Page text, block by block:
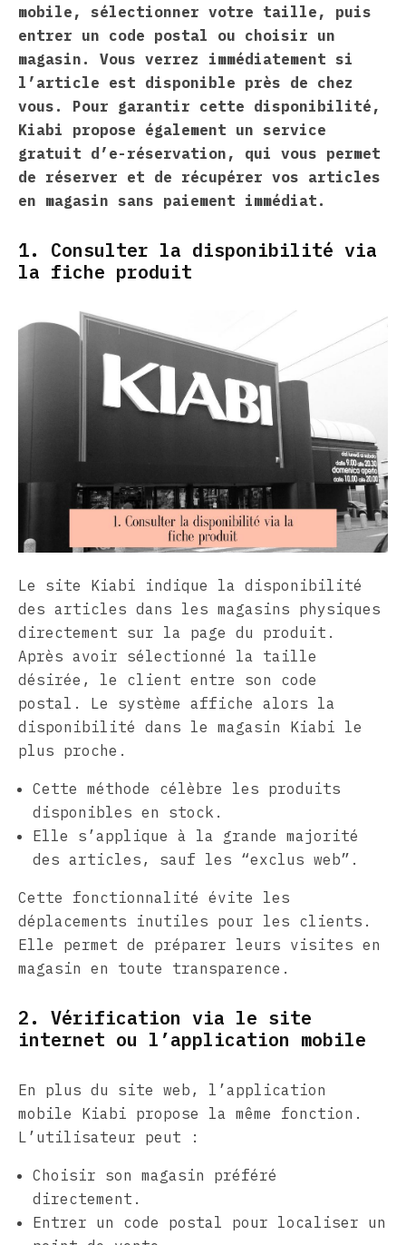
mobile, sélectionner votre taille, puis
entrer un code postal ou choisir un
magasin. Vous verrez immédiatement si
l’article est disponible près de chez
vous. Pour garantir cette disponibilité,
Kiabi propose également un service
gratuit d’e-réservation, qui vous permet
de réserver et de récupérer vos articles
en magasin sans paiement immédiat.
1. Consulter la disponibilité via
la fiche produit
Le site Kiabi indique la disponibilité
des articles dans les magasins physiques
directement sur la page du produit.
Après avoir sélectionné la taille
désirée, le client entre son code
postal. Le système affiche alors la
disponibilité dans le magasin Kiabi le
plus proche.
Cette méthode célèbre les produits
disponibles en stock.
Elle s’applique à la grande majorité
des articles, sauf les “exclus web”.
Cette fonctionnalité évite les
déplacements inutiles pour les clients.
Elle permet de préparer leurs visites en
magasin en toute transparence.
2. Vérification via le site
internet ou l’application mobile
En plus du site web, l’application
mobile Kiabi propose la même fonction.
L’utilisateur peut :
Choisir son magasin préféré
directement.
Entrer un code postal pour localiser un